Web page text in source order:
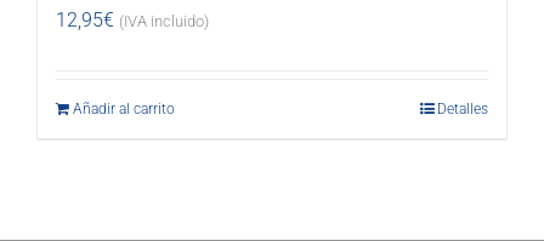
12,95€ (IVA incluido)
Añadir al carrito Detalles